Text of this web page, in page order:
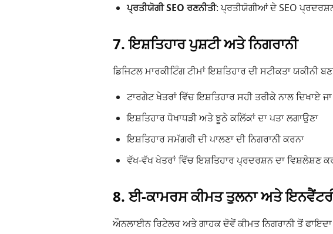
ਪ੍ਰਤੀਯੋਗੀ SEO ਰਣਨੀਤੀ: ਪ੍ਰਤੀਯੋਗੀਆਂ ਦੇ SEO
7. ਇਸ਼ਤਿਹਾਰ ਪੁਸ਼ਟੀ ਅਤੇ ਨਿਗਰਾਨੀ
ਡਿਜਿਟਲ ਮਾਰਕੀਟਿੰਗ ਟੀਮਾਂ ਇਸ਼ਤਿਹਾਰ ਦੀ ਸਟੀਕਤਾ
ਟਾਰਗੇਟ ਖੇਤਰਾਂ ਵਿੱਚ ਇਸ਼ਤਿਹਾਰ ਸਹੀ ਤਰੀਕੇ ਨਾਲ ਦਿਖਾਏ
ਇਸ਼ਤਿਹਾਰ ਧੋਖਾਧੜੀ ਅਤੇ ਝੂਠੇ ਕਲਿੱਕਾਂ ਦਾ ਪਤਾ ਲਗਾਉਣਾ
ਇਸ਼ਤਿਹਾਰ ਸਮੱਗਰੀ ਦੀ ਪਾਲਣਾ ਦੀ ਨਿਗਰਾਨੀ ਕਰਨਾ
ਵੱਖ-ਵੱਖ ਖੇਤਰਾਂ ਵਿੱਚ ਇਸ਼ਤਿਹਾਰ ਪ੍ਰਦਰਸ਼ਨ ਦਾ ਵਿਸ਼ਲੇਸ਼ਣ
8. ਈ-ਕਾਮਰਸ ਕੀਮਤ ਤੁਲਨਾ ਅਤੇ
ਔਨਲਾਈਨ ਰਿਟੇਲਰ ਅਤੇ ਗਾਹਕ ਦੋਵੇਂ ਕੀਮਤ ਨਿਗਰਾਨੀ ਤੋਂ